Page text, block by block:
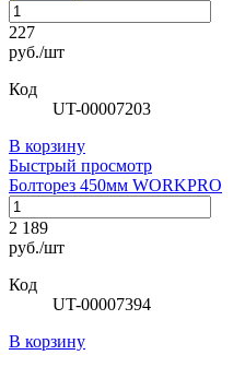
227
руб./шт
Код
UT-00007203
В корзину
Быстрый просмотр
Болторез 450мм WORKPRO
2 189
руб./шт
Код
UT-00007394
В корзину